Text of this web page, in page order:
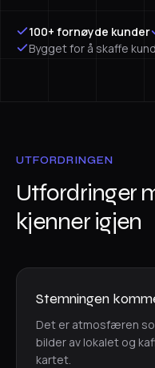
100+ fornøyde kunder
Bygget for å skaffe
UTFORDRINGEN
Utfordringer
kjenner igjen
Stemningen
Det er atmosfæren
bilder av lokalet og
kartet.